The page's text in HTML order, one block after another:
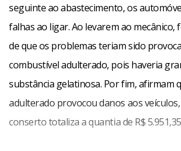
seguinte ao abastecimento, os
falhas ao ligar. Ao levarem ao
de que os problemas teriam sido
combustível adulterado, pois haveria
substância gelatinosa. Por fim, afirmam
adulterado provocou danos aos
conserto totaliza a quantia de R$